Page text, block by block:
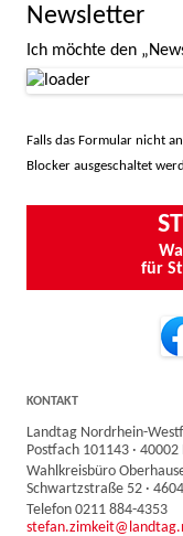
Newsletter
Ich möchte den
Falls das Formular nicht
Blocker ausgeschaltet
für
KONTAKT
Landtag Nordrhein-
Postfach 101143 ·
Wahlkreisbüro
Schwartzstraße 52 ·
Telefon 0211 884-4353